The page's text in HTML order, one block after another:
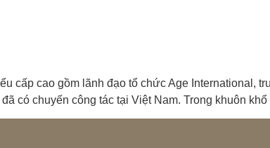
cấp cao gồm lãnh đạo tổ chức Age
có chuyến công tác tại Việt Nam. Trong khuôn